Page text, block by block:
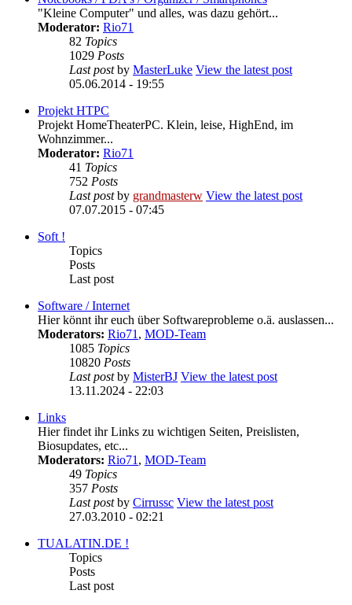
"Kleine Computer" und alles, was dazu gehört...
Moderator: Rio71
82 Topics
1029 Posts
Last postby MasterLuke View the latest post
05.06.2014 - 19:55
Projekt HTPC
Projekt HomeTheaterPC. Klein, leise, HighEnd, im
Wohnzimmer...
Moderator: Rio71
41 Topics
752 Posts
Last postby grandmasterw View the latest post
07.07.2015 - 07:45
Soft !
Topics
Posts
Last post
Software / Internet
Hier könnt ihr euch über Softwareprobleme o.ä. auslassen...
Moderators: Rio71, MOD-Team
1085 Topics
10820 Posts
Last postby MisterBJ View the latest post
13.11.2024 - 22:03
Links
Hier findet ihr Links zu wichtigen Seiten, Preislisten,
Biosupdates, etc...
Moderators: Rio71, MOD-Team
49 Topics
357 Posts
Last postby Cirrussc View the latest post
27.03.2010 - 02:21
TUALATIN.DE !
Topics
Posts
Last post